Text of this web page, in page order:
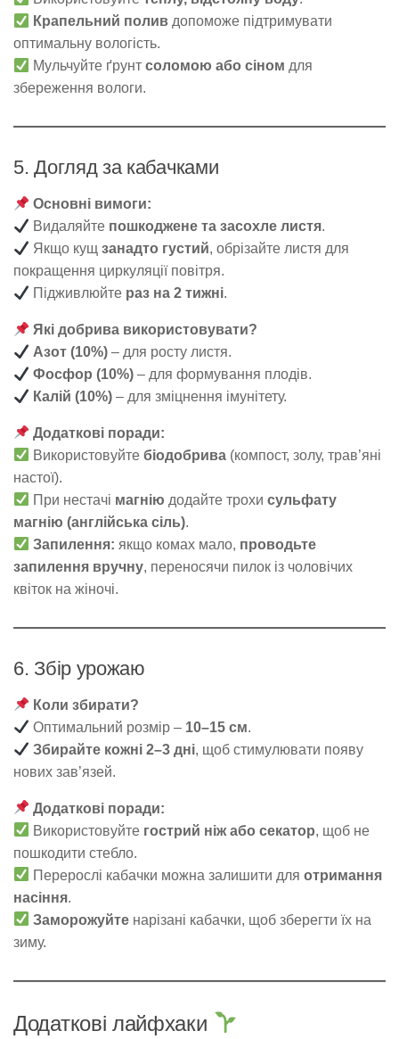
Крапельний полив допоможе підтримувати
оптимальну вологість.
Мульчуйте ґрунтсоломою або сіном для
збереження вологи.
5. Догляд за кабачками
Основні вимоги:
Видаляйте пошкоджене та засохле листя.
Якщо кущзанадто густий, обрізайте листя для
покращення циркуляції повітря.
Підживлюйте раз на 2 тижні.
Які добрива використовувати?
Азот (10%) – для росту листя.
Фосфор (10%) – для формування плодів.
Калій (10%) – для зміцнення імунітету.
Додаткові поради:
Використовуйтебіодобрива (компост, золу, трав’яні
настої).
При нестачі магнію додайте трохисульфату
магнію (англійська сіль).
Запилення: якщо комах мало, проводьте
запилення вручну, переносячи пилок із чоловічих
квіток на жіночі.
6. Збір урожаю
Коли збирати?
Оптимальний розмір – 10–15 см.
Збирайте кожні 2–3 дні, щоб стимулювати появу
нових зав’язей.
Додаткові поради:
Використовуйте гострий ніж або секатор, щоб не
пошкодити стебло.
Перерослі кабачки можна залишити дляотримання
насіння.
Заморожуйте нарізані кабачки, щоб зберегти їх на
зиму.
Додаткові лайфхаки